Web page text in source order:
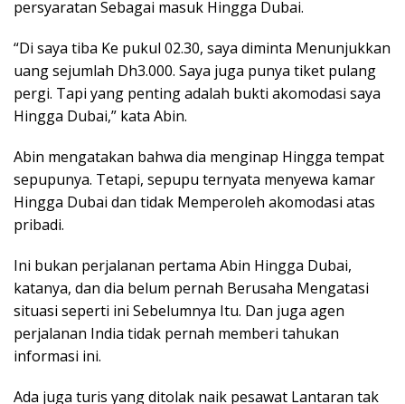
persyaratan Sebagai masuk Hingga Dubai.
“Di saya tiba Ke pukul 02.30, saya diminta Menunjukkan
uang sejumlah Dh3.000. Saya juga punya tiket pulang
pergi. Tapi yang penting adalah bukti akomodasi saya
Hingga Dubai,” kata Abin.
Abin mengatakan bahwa dia menginap Hingga tempat
sepupunya. Tetapi, sepupu ternyata menyewa kamar
Hingga Dubai dan tidak Memperoleh akomodasi atas
pribadi.
Ini bukan perjalanan pertama Abin Hingga Dubai,
katanya, dan dia belum pernah Berusaha Mengatasi
situasi seperti ini Sebelumnya Itu. Dan juga agen
perjalanan India tidak pernah memberi tahukan
informasi ini.
Ada juga turis yang ditolak naik pesawat Lantaran tak